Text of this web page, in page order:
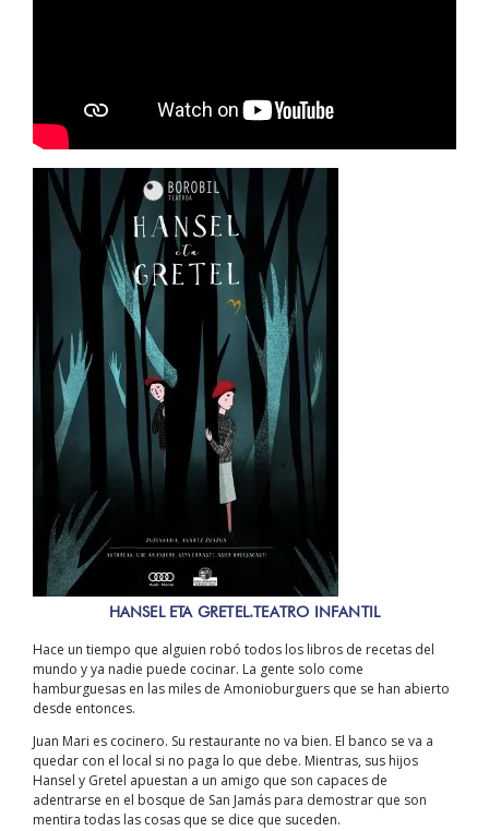
HANSEL ETA GRETEL.TEATRO INFANTIL
Hace un tiempo que alguien robó todos los libros de recetas del
mundo y ya nadie puede cocinar. La gente solo come
hamburguesas en las miles de Amonioburguers que se han abierto
desde entonces.
Juan Mari es cocinero. Su restaurante no va bien. El banco se va a
quedar con el local si no paga lo que debe. Mientras, sus hijos
Hansel y Gretel apuestan a un amigo que son capaces de
adentrarse en el bosque de San Jamás para demostrar que son
mentira todas las cosas que se dice que suceden.